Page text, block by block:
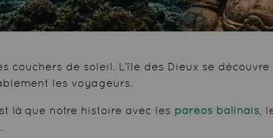
couchers de soleil. L’île des Dieux se
les voyageurs.
là que notre histoire avec les paréos balinais,